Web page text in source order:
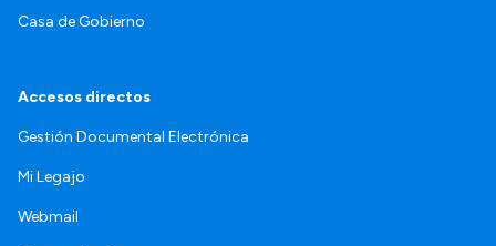
Casa de Gobierno
Accesos directos
Gestión Documental Electrónica
Mi Legajo
Webmail